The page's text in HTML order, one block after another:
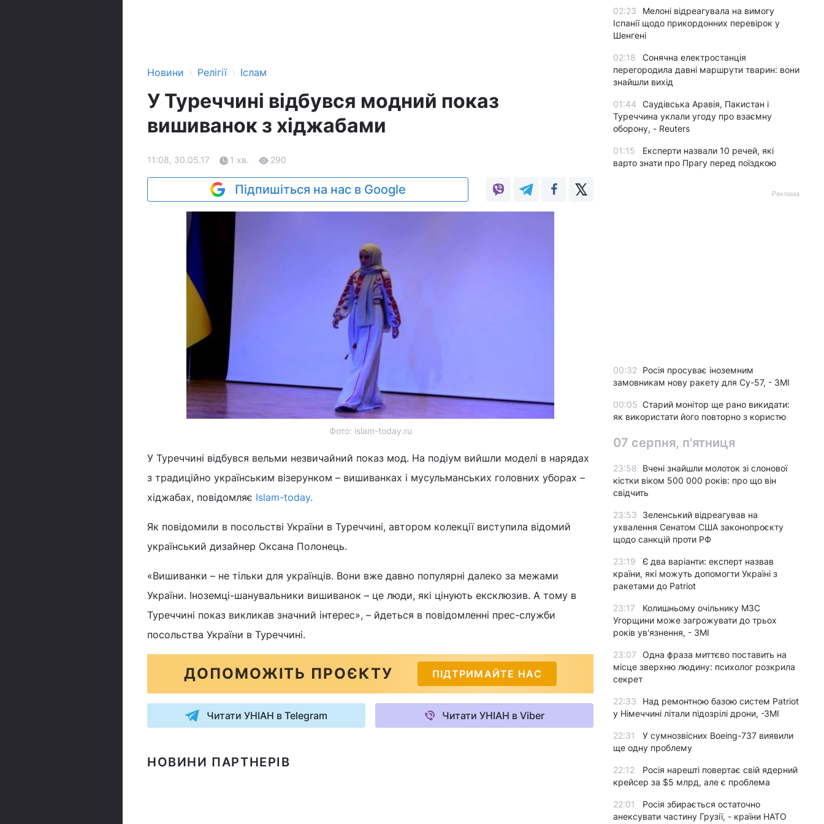
Новини › Релігії › Іслам
У Туреччині відбувся модний показ
вишиванок з хіджабами
11:08, 30.05.17 1 хв. 290
Підпишіться на нас в Google
Фото: islam-today.ru
У Туреччині відбувся вельми незвичайний показ мод. На подіум вийшли моделі в нарядах
з традиційно українським візерунком – вишиванках і мусульманських головних уборах –
хіджабах, повідомляє Islam-today.
Як повідомили в посольстві України в Туреччині, автором колекції виступила відомий
український дизайнер Оксана Полонець.
«Вишиванки – не тільки для українців. Вони вже давно популярні далеко за межами
України. Іноземці-шанувальники вишиванок – це люди, які цінують ексклюзив. А тому в
Туреччині показ викликав значний інтерес», – йдеться в повідомленні прес-служби
посольства України в Туреччині.
ДОПОМОЖІТЬ ПРОЄКТУ ПІДТРИМАЙТЕ НАС
Читати УНІАН в Telegram Читати УНІАН в Viber
НОВИНИ ПАРТНЕРІВ
02:23
Мелоні відреагувала на вимогу
Іспанії щодо прикордонних перевірок у
Шенгені
02:18
Сонячна електростанція
перегородила давні маршрути тварин: вони
знайшли вихід
01:44
Саудівська Аравія, Пакистан і
Туреччина уклали угоду про взаємну
оборону, - Reuters
01:15
Експерти назвали 10 речей, які
варто знати про Прагу перед поїздкою
Реклама
00:32
Росія просуває іноземним
замовникам нову ракету для Су-57, - ЗМІ
00:05 Старий монітор ще рано викидати:
як використати його повторно з користю
07 серпня, п'ятниця
23:58
Вчені знайшли молоток зі слонової
кістки віком 500 000 років: про що він
свідчить
23:53
Зеленський відреагував на
ухвалення Сенатом США законопроєкту
щодо санкцій проти РФ
23:19
Є два варіанти: експерт назвав
країни, які можуть допомогти Україні з
ракетами до Patriot
23:17
Колишньому очільнику МЗС
Угорщини може загрожувати до трьох
років ув'язнення, - ЗМІ
23:07
Одна фраза миттєво поставить на
місце зверхню людину: психолог розкрила
секрет
22:33
Над ремонтною базою систем Patriot
у Німеччині літали підозрілі дрони, -ЗМІ
22:31
У сумнозвісних Boeing-737 виявили
ще одну проблему
22:12
Росія нарешті повертає свій ядерний
крейсер за $5 млрд, але є проблема
22:01
Росія збирається остаточно
анексувати частину Грузії, - країни НАТО